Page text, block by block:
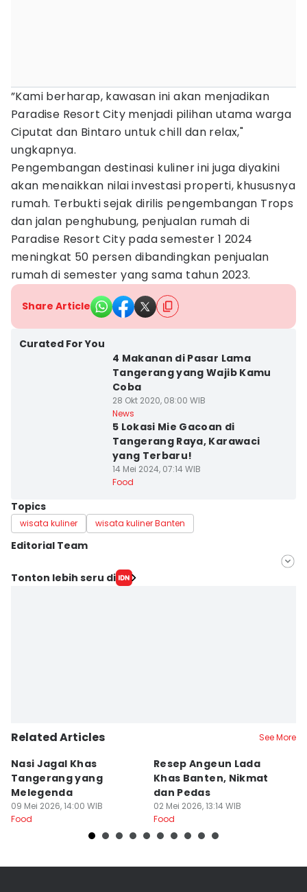
”Kami berharap, kawasan ini akan menjadikan
Paradise Resort City menjadi pilihan utama warga
Ciputat dan Bintaro untuk chill dan relax,"
ungkapnya.
Pengembangan destinasi kuliner ini juga diyakini
akan menaikkan nilai investasi properti, khususnya
rumah. Terbukti sejak dirilis pengembangan Trops
dan jalan penghubung, penjualan rumah di
Paradise Resort City pada semester 1 2024
meningkat 50 persen dibandingkan penjualan
rumah di semester yang sama tahun 2023.
Share Article
Curated For You
4 Makanan di Pasar Lama
Tangerang yang Wajib Kamu
Coba
28 Okt 2020, 08:00 WIB
News
5 Lokasi Mie Gacoan di
Tangerang Raya, Karawaci
yang Terbaru!
14 Mei 2024, 07:14 WIB
Food
Topics
wisata kuliner wisata kuliner Banten
Editorial Team
Editor
Tonton lebih seru di
Related Articles See More
Nasi Jagal Khas
Tangerang yang
Melegenda
09 Mei 2026, 14:00 WIB
Food
Resep Angeun Lada
Khas Banten, Nikmat
dan Pedas
02 Mei 2026, 13:14 WIB
Food